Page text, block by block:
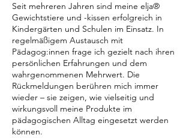
Seit mehreren Jahren sind meine elja®
Gewichtstiere und -kissen erfolgreich in
Kindergärten und Schulen im Einsatz. In
regelmäßigem Austausch mit
Pädagog:innen frage ich gezielt nach ihren
persönlichen Erfahrungen und dem
wahrgenommenen Mehrwert. Die
Rückmeldungen berühren mich immer
wieder – sie zeigen, wie vielseitig und
wirkungsvoll meine Produkte im
pädagogischen Alltag eingesetzt werden
können.